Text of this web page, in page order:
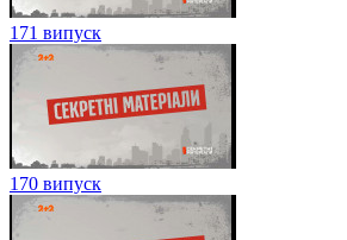
171 випуск
170 випуск